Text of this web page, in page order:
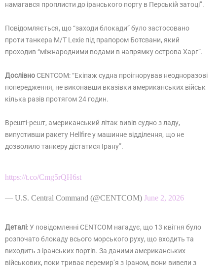
намагався проплисти до іранського порту в Перській затоці”.
Повідомляється, що “заходи блокади” було застосовано
проти танкера M/T Lexie під прапором Ботсвани, який
проходив “міжнародними водами в напрямку острова Харг”.
Дослівно CENTCOM: “Екіпаж судна проігнорував неодноразові
попередження, не виконавши вказівки американських військ
кілька разів протягом 24 годин.
Врешті-решт, американський літак вивів судно з ладу,
випустивши ракету Hellfire у машинне відділення, що не
дозволило танкеру дістатися Ірану”.
https://t.co/Cmg5rQH6st
— U.S. Central Command (@CENTCOM) June 2, 2026
Деталі: У повідомленні CENTCOM нагадує, що 13 квітня було
розпочато блокаду всього морського руху, що входить та
виходить з іранських портів. За даними американських
військових, поки триває перемир’я з Іраном, вони вивели з